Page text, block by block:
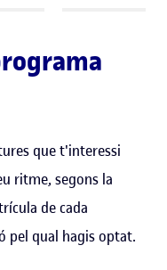
que t'interessi
ritme, segons la
de cada
pel qual hagis optat.